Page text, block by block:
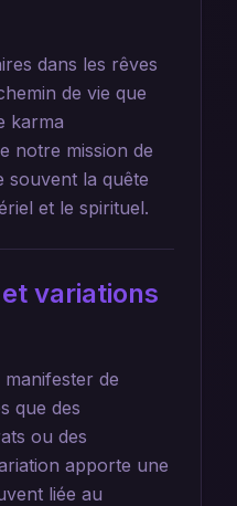
dans les rêves
de vie que
karma
notre mission de
souvent la quête
et le spirituel.
variations
de
que des
ou des
apporte une
liée au